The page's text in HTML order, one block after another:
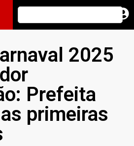
2025
Prefeita
primeiras